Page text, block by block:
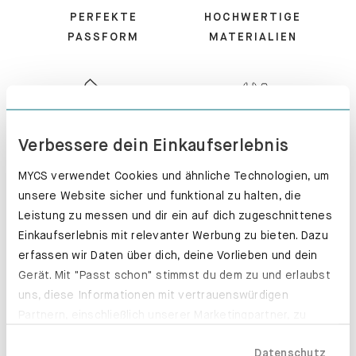
Verbessere dein Einkaufserlebnis
MYCS verwendet Cookies und ähnliche Technologien, um
unsere Website sicher und funktional zu halten, die
Leistung zu messen und dir ein auf dich zugeschnittenes
Einkaufserlebnis mit relevanter Werbung zu bieten. Dazu
erfassen wir Daten über dich, deine Vorlieben und dein
Gerät. Mit "Passt schon" stimmst du dem zu und erlaubst
uns, diese Informationen mit vertrauenswürdigen
Datenschutz
PERFEKTE
PASSFORM
HOCHWERTIGE
MATERIALIEN
KUNDENSERVICE
MONTIERT -
100 TAGE
RÜCKGABE
EXPRESS-
PRODUKTION